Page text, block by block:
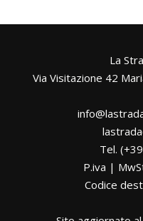
La
Via Visitazione 42
Tel.
P.iva |
Codice